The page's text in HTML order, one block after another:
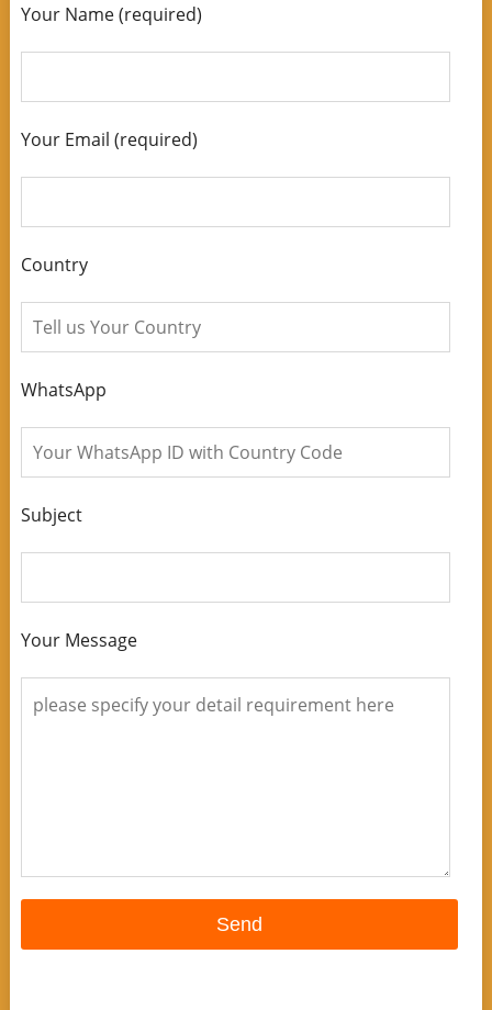
Your Name (required)
Your Email (required)
Country
WhatsApp
Subject
Your Message